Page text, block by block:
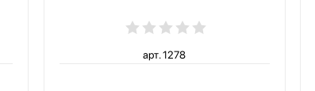
арт. 1278